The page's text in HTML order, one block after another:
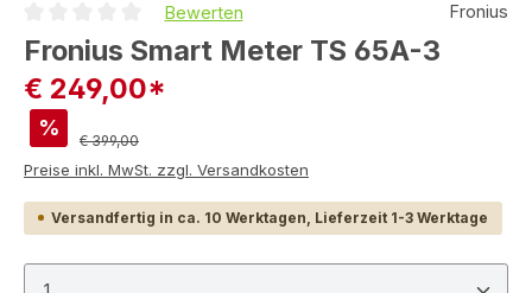
Durchschnittliche Bewertung von 0 von 5 Sternen
Bewerten Fronius
Fronius Smart Meter TS 65A-3
€ 249,00*
% Regulärer Preis:
€ 399,00
Preise inkl. MwSt. zzgl. Versandkosten
Versandfertig in ca. 10 Werktagen, Lieferzeit 1-3 Werktage
Produkt Anzahl: Gib den gewünschten Wert ein